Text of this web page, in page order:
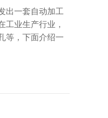
出一套自动加工
工业生产行业，
等，下面介绍一